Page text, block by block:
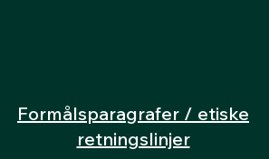
Formålsparagrafer / etiske
retningslinjer